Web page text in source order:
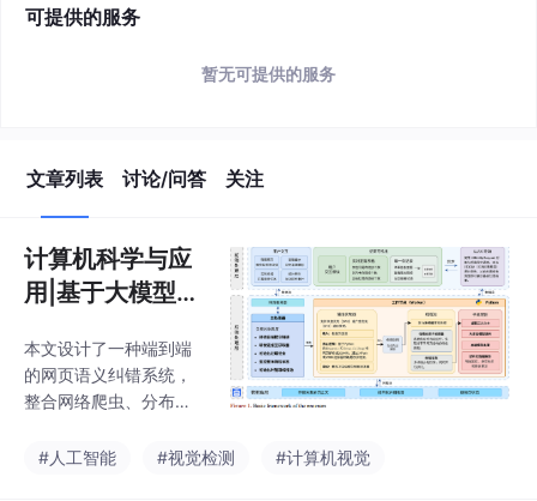
可提供的服务
暂无可提供的服务
文章列表 讨论/问答 关注
计算机科学与应
用|基于大模型深
能内容纠错系统
本文设计了一种端到端
的网页语义纠错系统，
整合网络爬虫、分布式
术，实现从数据采集到
#人工智能 #视觉检测 #计算机视觉